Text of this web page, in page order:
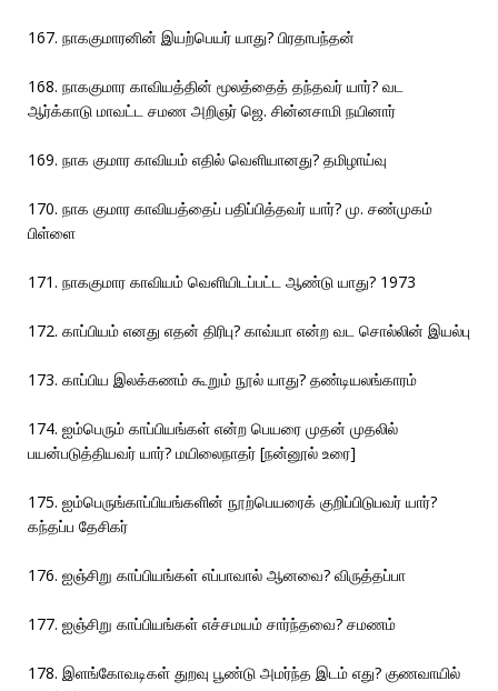
167. நாககுமாரனின் இயற்பெயர் யாது? பிரதாபந்தன்
168. நாககுமார காவியத்தின் மூலத்தைத் தந்தவர் யார்? வட
ஆர்க்காடு மாவட்ட சமண அறிஞர் ஜெ. சின்னசாமி நயினார்
169. நாக குமார காவியம் எதில் வெளியானது? தமிழாய்வு
170. நாக குமார காவியத்தைப் பதிப்பித்தவர் யார்? மு. சண்முகம்
பிள்ளை
171. நாககுமார காவியம் வெளியிடப்பட்ட ஆண்டு யாது? 1973
172. காப்பியம் எனது எதன் திரிபு? காவ்யா என்ற வட சொல்லின் இயல்பு
173. காப்பிய இலக்கணம் கூறும் நூல் யாது? தண்டியலங்காரம்
174. ஐம்பெரும் காப்பியங்கள் என்ற பெயரை முதன் முதலில்
பயன்படுத்தியவர் யார்? மயிலைநாதர் [நன்னூல் உரை]
175. ஐம்பெருங்காப்பியங்களின் நூற்பெயரைக் குறிப்பிடுபவர் யார்?
கந்தப்ப தேசிகர்
176. ஐஞ்சிறு காப்பியங்கள் எப்பாவால் ஆனவை? விருத்தப்பா
177. ஐஞ்சிறு காப்பியங்கள் எச்சமயம் சார்ந்தவை? சமணம்
178. இளங்கோவடிகள் துறவு பூண்டு அமர்ந்த இடம் எது? குணவாயில்